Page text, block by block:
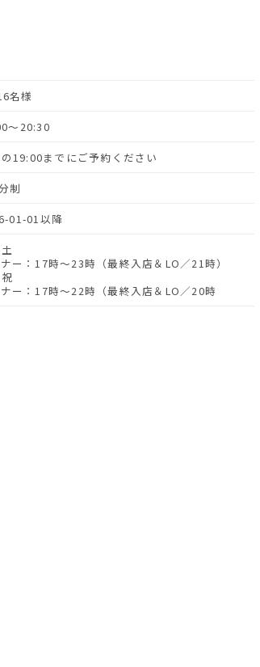
名様
〜20:30
の19:00までにご予約ください
制
01-01以降
土
ー：17時～23時（最終入店＆LO／21時）
ー：17時～22時（最終入店＆LO／20時